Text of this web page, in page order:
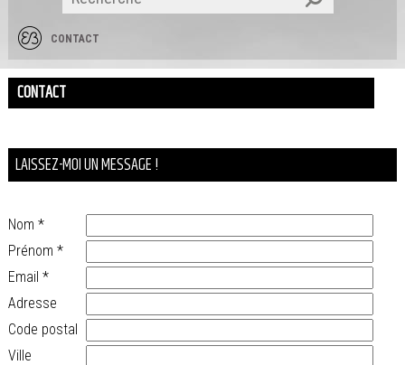
CONTACT
CONTACT
LAISSEZ-MOI UN MESSAGE !
Nom *
Prénom *
Email *
Adresse
Code postal
Ville